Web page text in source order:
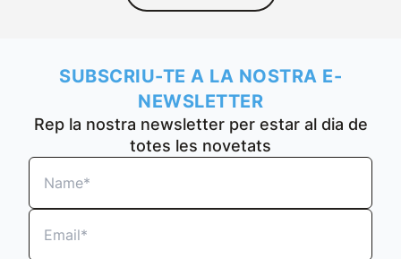
SUBSCRIU-TE A LA NOSTRA E-
NEWSLETTER
Rep la nostra newsletter per estar al dia de
totes les novetats